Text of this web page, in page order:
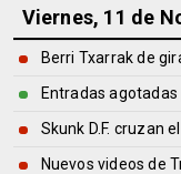
Viernes, 11 de
Berri Txarrak de
Entradas
Skunk D.F. cruzan
Nuevos videos de